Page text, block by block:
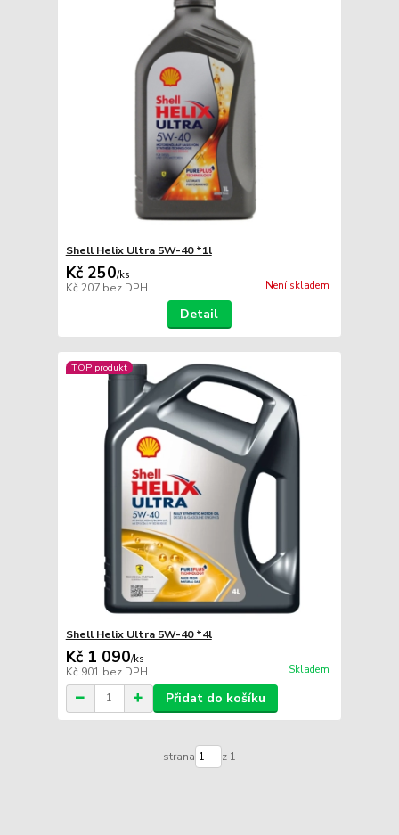
Shell Helix Ultra 5W-40 *1l
Kč 250/ks
Kč 207 bez DPH Není skladem
Detail
TOP produkt
Shell Helix Ultra 5W-40 *4l
Kč 1 090/ks
Kč 901 bez DPH Skladem
Přidat do košíku
strana z 1